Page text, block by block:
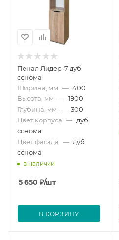
Пенал Лидер-7 дуб
сонома
Ширина, мм — 400
Высота, мм — 1900
Глубина, мм — 300
Цвет корпуса — дуб
сонома
Цвет фасада — дуб
сонома
в наличии
5 650 ₽/шт
В КОРЗИНУ